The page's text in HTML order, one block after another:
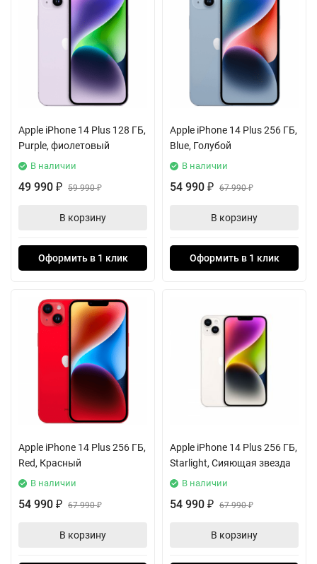
Apple iPhone 14 Plus 128 ГБ,
Purple, фиолетовый
В наличии
49 990 ₽ 59 990₽
В корзину
Оформить в 1 клик
Apple iPhone 14 Plus 256 ГБ,
Blue, Голубой
В наличии
54 990 ₽ 67 990₽
В корзину
Оформить в 1 клик
Apple iPhone 14 Plus 256 ГБ,
Red, Красный
В наличии
54 990 ₽ 67 990₽
В корзину
Apple iPhone 14 Plus 256 ГБ,
Starlight, Сияющая звезда
В наличии
54 990 ₽ 67 990₽
В корзину